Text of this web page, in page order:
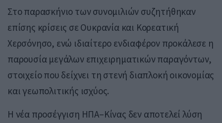
Στο παρασκήνιο των συνομιλιών συζητήθηκαν
επίσης κρίσεις σε Ουκρανία και Κορεατική
Χερσόνησο, ενώ ιδιαίτερο ενδιαφέρον προκάλεσε η
παρουσία μεγάλων επιχειρηματικών παραγόντων,
στοιχείο που δείχνει τη στενή διαπλοκή οικονομίας
και γεωπολιτικής ισχύος.
Η νέα προσέγγιση ΗΠΑ–Κίνας δεν αποτελεί λύση